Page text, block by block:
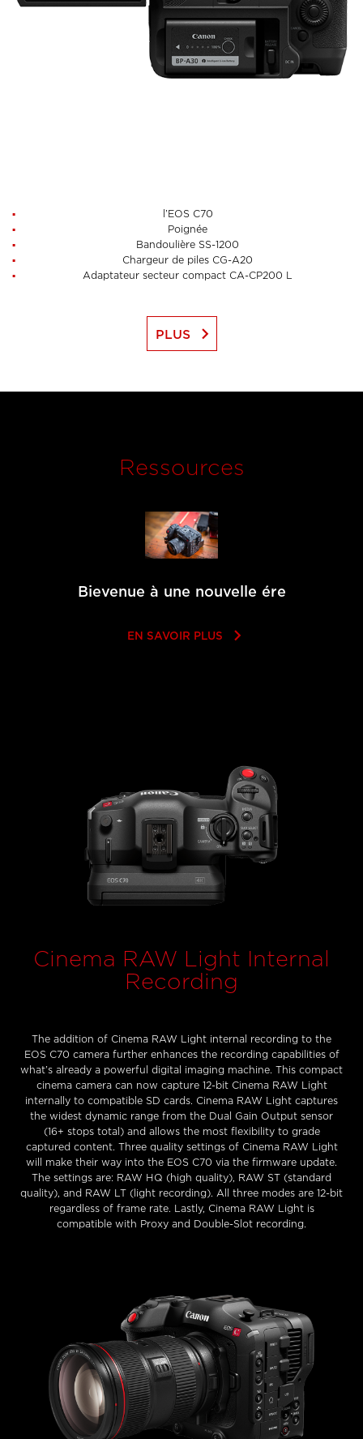
l’EOS C70
Poignée
Bandoulière SS-1200
Chargeur de piles CG-A20
Adaptateur secteur compact CA-CP200 L
PLUS keyboard_arrow_right
Ressources
Bievenue à une nouvelle ére
EN SAVOIR PLUS keyboard_arrow_right
Cinema RAW Light Internal
Recording
The addition of Cinema RAW Light internal recording to the
EOS C70 camera further enhances the recording capabilities of
what’s already a powerful digital imaging machine. This compact
cinema camera can now capture 12-bit Cinema RAW Light
internally to compatible SD cards. Cinema RAW Light captures
the widest dynamic range from the Dual Gain Output sensor
(16+ stops total) and allows the most flexibility to grade
captured content. Three quality settings of Cinema RAW Light
will make their way into the EOS C70 via the firmware update.
The settings are: RAW HQ (high quality), RAW ST (standard
quality), and RAW LT (light recording). All three modes are 12-bit
regardless of frame rate. Lastly, Cinema RAW Light is
compatible with Proxy and Double-Slot recording.